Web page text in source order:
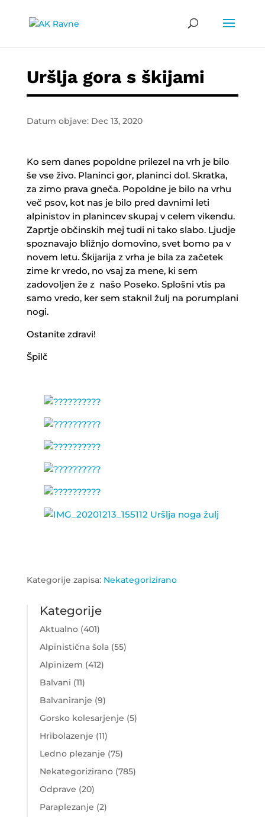
Uršlja gora s škijami
Datum objave: Dec 13, 2020
Ko sem danes popoldne prilezel na vrh je bilo
še vse živo. Planinci gor, planinci dol. Skratka,
za zimo prava gneča. Popoldne je bilo na vrhu
več psov, kot nas je bilo pred davnimi leti
alpinistov in planincev skupaj v celem vikendu.
Zaprtje občinskih mej tudi ni tako slabo. Ljudje
spoznavajo bližnjo domovino, svet bomo pa v
novem letu. Škijarija z vrha je bila za začetek
zime kr vredo, no vsaj za mene, ki sem
zadovoljen že z našo Poseko. Splošni vtis pa
samo vredo, ker sem staknil žulj na porumplani
nogi.
Ostanite zdravi!
Špilč
Kategorije zapisa: Nekategorizirano
Kategorije
Aktualno(401)
Alpinistična šola(55)
Alpinizem (412)
Balvani (11)
Balvaniranje (9)
Gorsko kolesarjenje (5)
Hribolazenje (11)
Ledno plezanje (75)
Nekategorizirano(785)
Odprave (20)
Paraplezanje (2)